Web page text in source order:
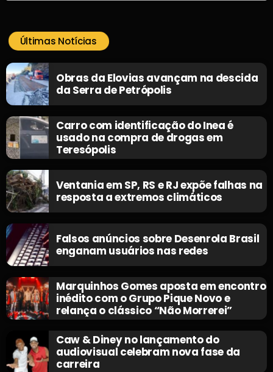
Últimas Notícias
Obras da Elovias avançam na descida
da Serra de Petrópolis
Carro com identificação do Inea é
usado na compra de drogas em
Teresópolis
Ventania em SP, RS e RJ expõe falhas na
resposta a extremos climáticos
Falsos anúncios sobre Desenrola Brasil
enganam usuários nas redes
Marquinhos Gomes aposta em encontro
inédito com o Grupo Pique Novo e
relança o clássico “Não Morrerei”
Caw & Diney no lançamento do
audiovisual celebram nova fase da
carreira